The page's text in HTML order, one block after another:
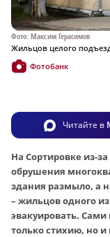
Фото: Максим Герасимов
Жильцов целого
Фотобанк
Читайте в
На Сортировке из-
обрушения
здания размыло, а
– жильцов одного
эвакуировать.
только стихию, но